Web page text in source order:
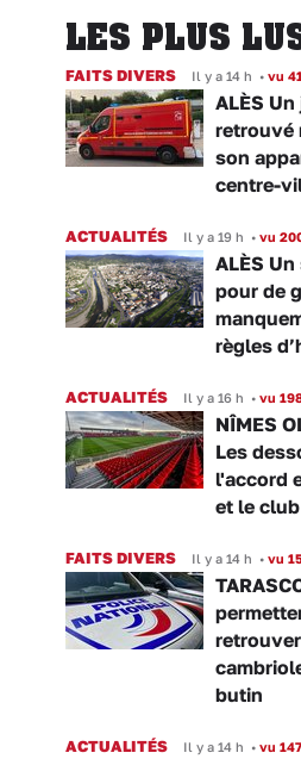
LES PLUS
FAITS DIVERS Il y a 14 h • vu
ALÈS
retrouvé
son
centre-
ACTUALITÉS Il y a 19 h • vu
ALÈS
pour de
règles
ACTUALITÉS Il y a 16 h • vu
NÎMES
Les
l'accord
et le club
FAITS DIVERS Il y a 14 h • vu
butin
ACTUALITÉS Il y a 14 h • vu